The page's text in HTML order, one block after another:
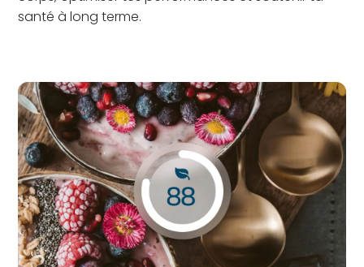
santé à long terme.